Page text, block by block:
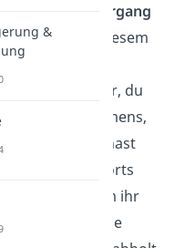
Gefahrübergang
ist und wie in diesem
wird. Stell dir vor, du
Unternehmens,
produziert. Du hast
mit der Sports
in dem ihr
dass diese die
&